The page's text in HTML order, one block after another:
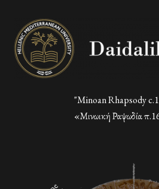
"Minoan Rhapsody
«Μινωική Ραψωδία